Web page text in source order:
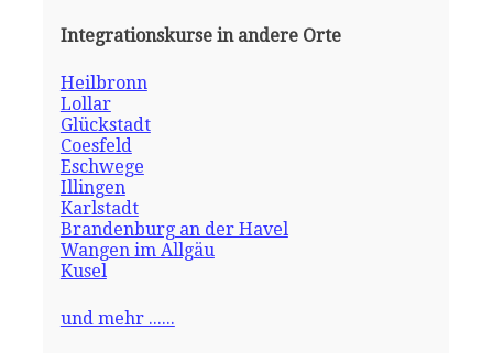
Integrationskurse in andere Orte
Heilbronn
Lollar
Glückstadt
Coesfeld
Eschwege
Illingen
Karlstadt
Brandenburg an der Havel
Wangen im Allgäu
Kusel
und mehr ......